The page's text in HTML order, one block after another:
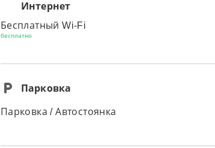
Интернет
Бесплатный Wi-Fi
бесплатно
Парковка
Парковка / Автостоянка